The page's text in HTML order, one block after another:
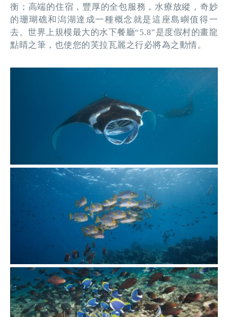
衡；高端的住宿，豐厚的全包服務，水療放縱，奇妙
的珊瑚礁和潟湖達成一種概念就是這座島嶼值得一
去。世界上規模最大的水下餐廳“5.8”是度假村的畫龍
點睛之筆，也使您的芙拉瓦麗之行必將為之動情。